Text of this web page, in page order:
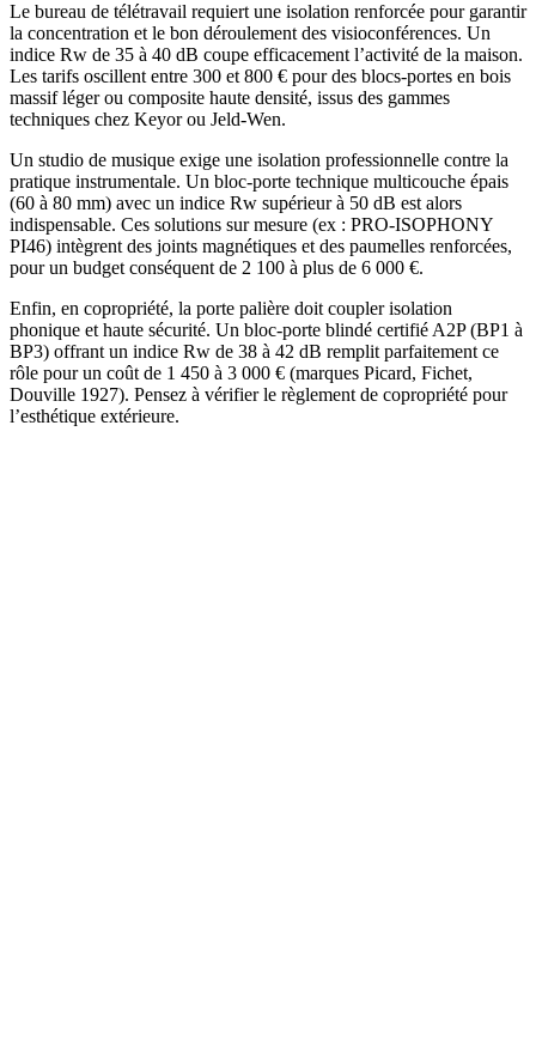
Le bureau de télétravail requiert une isolation renforcée pour garantir
la concentration et le bon déroulement des visioconférences. Un
indice Rw de 35 à 40 dB coupe efficacement l’activité de la maison.
Les tarifs oscillent entre 300 et 800 € pour des blocs-portes en bois
massif léger ou composite haute densité, issus des gammes
techniques chez Keyor ou Jeld-Wen.
Un studio de musique exige une isolation professionnelle contre la
pratique instrumentale. Un bloc-porte technique multicouche épais
(60 à 80 mm) avec un indice Rw supérieur à 50 dB est alors
indispensable. Ces solutions sur mesure (ex : PRO-ISOPHONY
PI46) intègrent des joints magnétiques et des paumelles renforcées,
pour un budget conséquent de 2 100 à plus de 6 000 €.
Enfin, en copropriété, la porte palière doit coupler isolation
phonique et haute sécurité. Un bloc-porte blindé certifié A2P (BP1 à
BP3) offrant un indice Rw de 38 à 42 dB remplit parfaitement ce
rôle pour un coût de 1 450 à 3 000 € (marques Picard, Fichet,
Douville 1927). Pensez à vérifier le règlement de copropriété pour
l’esthétique extérieure.